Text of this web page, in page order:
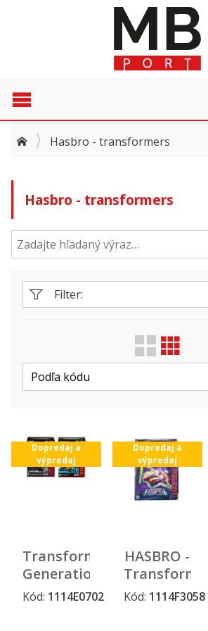
Hasbro - transformers
Hasbro - transformers
Filter:
Zobraziť len ...
Výrobca
Transformers
Generations
Studio
Dopredaj a
Kód: 1114E0702
Dopredaj a
výpredaj
HASBRO -
Generations
Dopredaj a
Kód: 1114F3058
Dopredaj a
výpredaj